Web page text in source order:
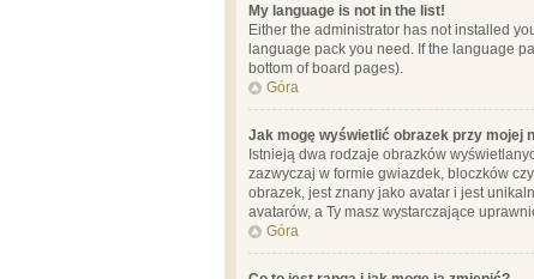
My language is not in the list!
Either the administrator has not installed
language pack you need. If the language
bottom of board pages).
Góra
Jak mogę wyświetlić obrazek przy mojej
Istnieją dwa rodzaje obrazków
zazwyczaj w formie gwiazdek, bloczków
obrazek, jest znany jako avatar i jest
avatarów, a Ty masz wystarczające
Góra